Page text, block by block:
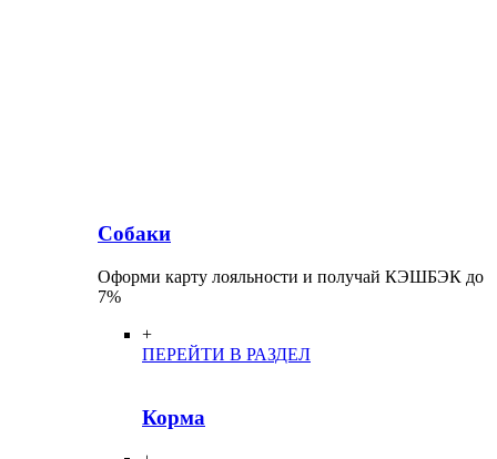
Собаки
Оформи карту лояльности и получай КЭШБЭК до
7%
+
ПЕРЕЙТИ В РАЗДЕЛ
Корма